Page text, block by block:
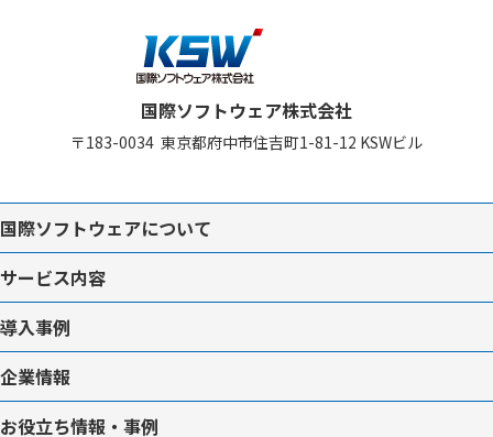
国際ソフトウェア株式会社
〒183-0034 東京都府中市住吉町1-81-12 KSWビル
国際ソフトウェアについて
サービス内容
導入事例
企業情報
お役立ち情報・事例